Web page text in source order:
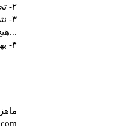
۲- تحمیل بار عاطفی به کلمات (به قول ریموند کارور) آزاردهنده است و فضای تصویری را کم‌رنگ می‌کند.
۳- نثر به پیرایش جدی‌تری احتیاج دارد. مثلا تکرار کلمه "هیچ" در این جمله، زیبا نیست.
۴- بهتر است دیالوگ‌ها و متن از هم تفکیک شوند. (به لحاظ نوشتاری)